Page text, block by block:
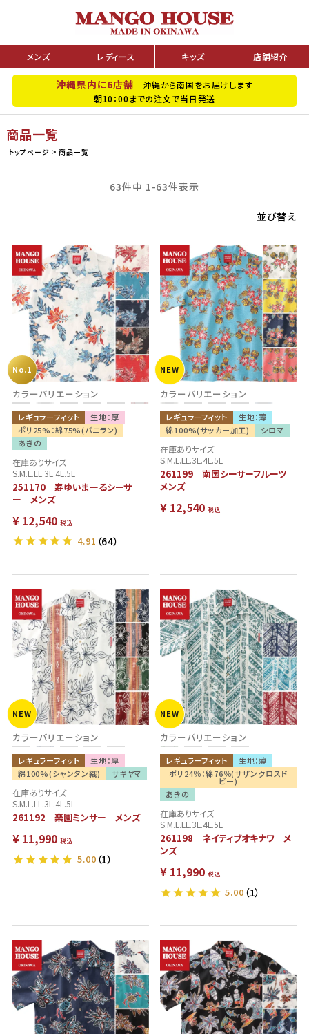
メンズ レディース キッズ 店舗紹介
沖縄県内に6店舗 沖縄から南国をお届けします
朝10：00までの注文で当日発送
商品一覧
トップページ 商品一覧
並び替え
63件中 1-63件表示
カラーバリエーション
レギュラーフィット
生地：厚
ポリ25%：綿75%(バニラン)
あきの
No.1
在庫ありサイズ
S.M.L.LL.3L.4L.5L
251170 寿ゆいまーるシーサ
ー メンズ
¥ 12,540 税込
4.91 （64）
カラーバリエーション
レギュラーフィット
生地：薄
綿100%(サッカー加工)
シロマ
NEW
在庫ありサイズ
S.M.L.LL.3L.4L.5L
261199 南国シーサーフルーツ
メンズ
¥ 12,540 税込
カラーバリエーション
レギュラーフィット
生地：厚
綿100%(シャンタン織)
サキヤマ
NEW
在庫ありサイズ
S.M.L.LL.3L.4L.5L
261192 楽園ミンサー メンズ
¥ 11,990 税込
5.00 （1）
カラーバリエーション
レギュラーフィット
生地：薄
ポリ24％：綿76％(サザンクロスド
ビー)
あきの
NEW
在庫ありサイズ
S.M.L.LL.3L.4L.5L
261198 ネイティブオキナワ メ
ンズ
¥ 11,990 税込
5.00 （1）